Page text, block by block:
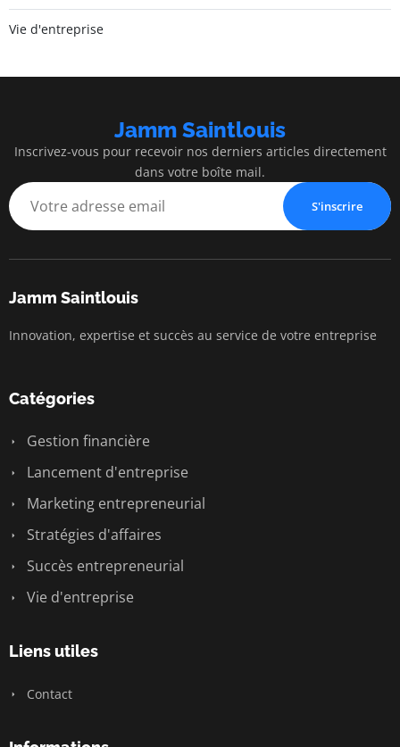
Vie d'entreprise
Jamm Saintlouis
Inscrivez-vous pour recevoir nos derniers articles directement
dans votre boîte mail.
S'inscrire
Jamm Saintlouis
Innovation, expertise et succès au service de votre entreprise
Catégories
Gestion financière
Lancement d'entreprise
Marketing entrepreneurial
Stratégies d'affaires
Succès entrepreneurial
Vie d'entreprise
Liens utiles
Contact